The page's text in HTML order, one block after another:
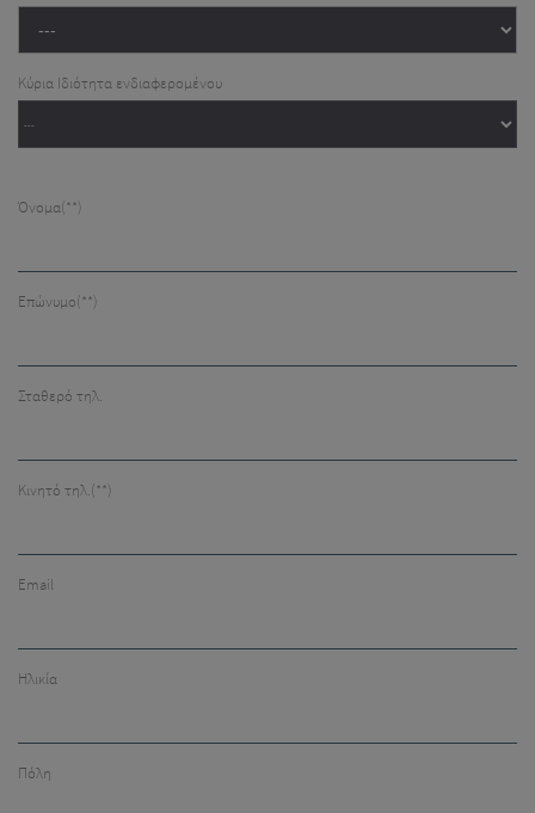
Κύρια Ιδιότητα ενδιαφερομένου
Όνομα(**)
Επώνυμο(**)
Σταθερό τηλ.
Κινητό τηλ.(**)
Email
Ηλικία
Πόλη